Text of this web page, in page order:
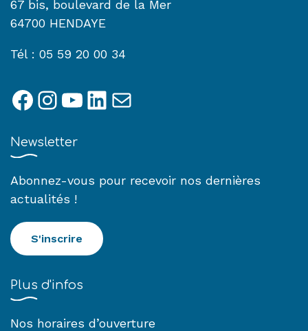
67 bis, boulevard de la Mer
64700 HENDAYE
Tél : 05 59 20 00 34
Facebook
Instagram
YouTube
LinkedIn
E-mail
Newsletter
Abonnez-vous pour recevoir nos dernières
actualités !
S'inscrire
Plus d'infos
Nos horaires d’ouverture